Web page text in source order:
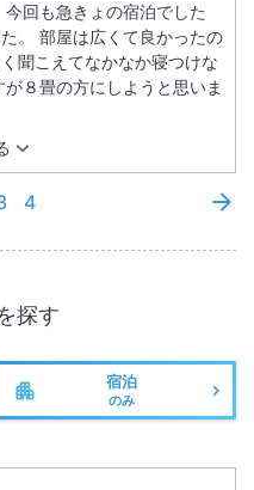
回も急きょの宿泊でした
。 部屋は広くて良かったの
聞こえてなかなか寝つけな
８畳の方にしようと思いま
4
探す
宿泊
のみ